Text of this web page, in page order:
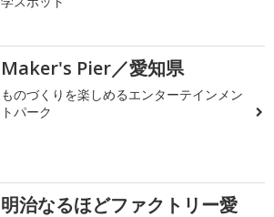
Maker's Pier／愛知県
ものづくりを楽しめるエンターテインメン
トパーク
明治なるほどファクトリー愛